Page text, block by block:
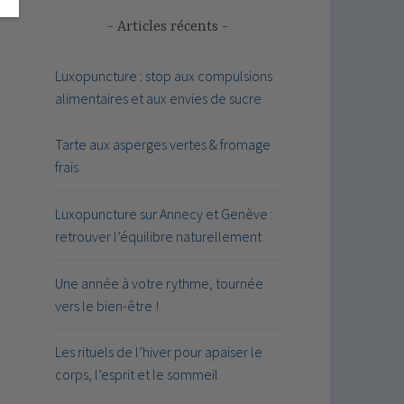
Articles récents
Luxopuncture : stop aux compulsions
alimentaires et aux envies de sucre
Tarte aux asperges vertes & fromage
frais
Luxopuncture sur Annecy et Genève :
retrouver l’équilibre naturellement
Une année à votre rythme, tournée
vers le bien-être !
Les rituels de l’hiver pour apaiser le
corps, l’esprit et le sommeil